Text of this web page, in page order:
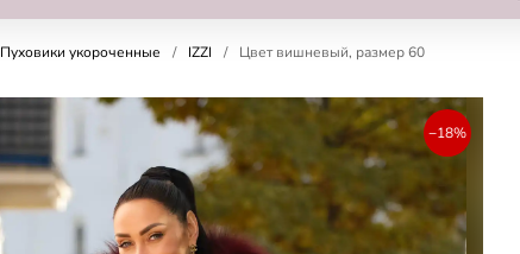
Пуховики укороченные / IZZI / Цвет вишневый, размер 60
−18%